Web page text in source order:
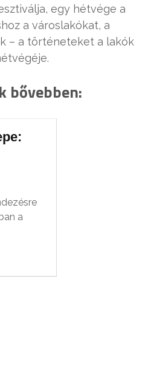
egy hétvége a
a városlakókat, a
– a történeteket a lakók
bővebben:
a